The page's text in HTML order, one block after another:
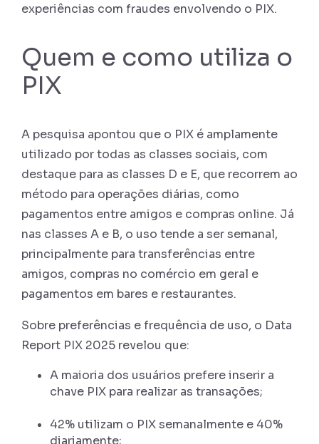
experiências com fraudes envolvendo o PIX.
Quem e como utiliza o
PIX
A pesquisa apontou que o PIX é amplamente
utilizado por todas as classes sociais, com
destaque para as classes D e E, que recorrem ao
método para operações diárias, como
pagamentos entre amigos e compras online. Já
nas classes A e B, o uso tende a ser semanal,
principalmente para transferências entre
amigos, compras no comércio em geral e
pagamentos em bares e restaurantes.
Sobre preferências e frequência de uso, o Data
Report PIX 2025 revelou que:
A maioria dos usuários prefere inserir a
chave PIX para realizar as transações;
42% utilizam o PIX semanalmente e 40%
diariamente;